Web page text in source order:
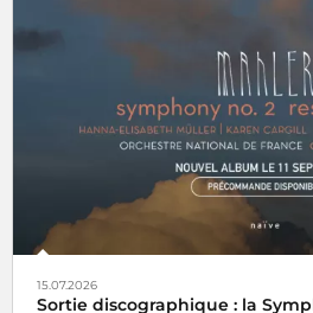
15.07.2026
Sortie discographique : la